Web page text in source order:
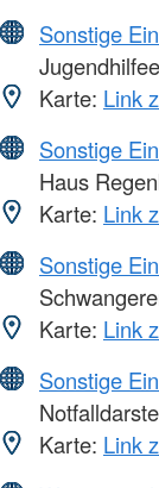
Sonstige
Karte: Link
Sonstige
Haus
Karte: Link
Sonstige
Karte: Link
Sonstige
Karte: Link